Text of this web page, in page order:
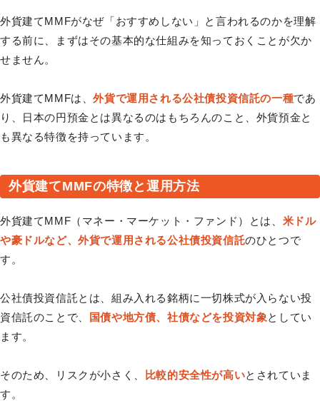
外貨建てMMFがなぜ「おすすめしない」と言われるのかを理解
する前に、まずはその基本的な仕組みを知っておくことが欠か
せません。
外貨建てMMFは、外貨で運用される公社債投資信託の一種であ
り、日本の円預金とは異なるのはもちろんのこと、外貨預金と
も異なる特徴を持っています。
外貨建てMMFの特徴と運用方法
外貨建てMMF（マネー・マーケット・ファンド）とは、 米ドル
や豪ドルなど、外貨で運用される公社債投資信託のひとつで
す。
公社債投資信託とは、組み入れる銘柄に一切株式が入らない投
資信託のことで、
国債や地方債、社債などを投資対象としてい
ます。
そのため、リスクが小さく、 比較的安全性が高いとされていま
す。